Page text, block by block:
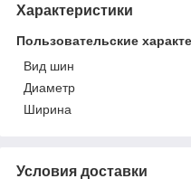
Характеристики
Пользовательские
Вид шин
Диаметр
Ширина
Условия доставки